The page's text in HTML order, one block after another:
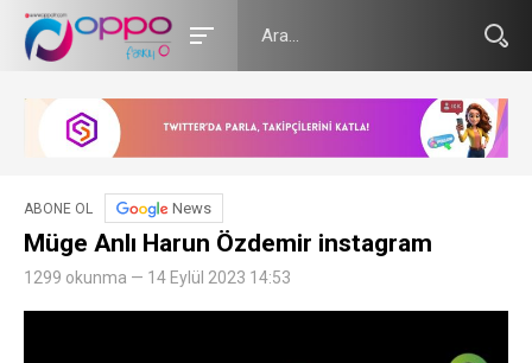
ABONE OL News
Müge Anlı Harun Özdemir instagram
1299 okunma — 14 Eylül 2023 14:53